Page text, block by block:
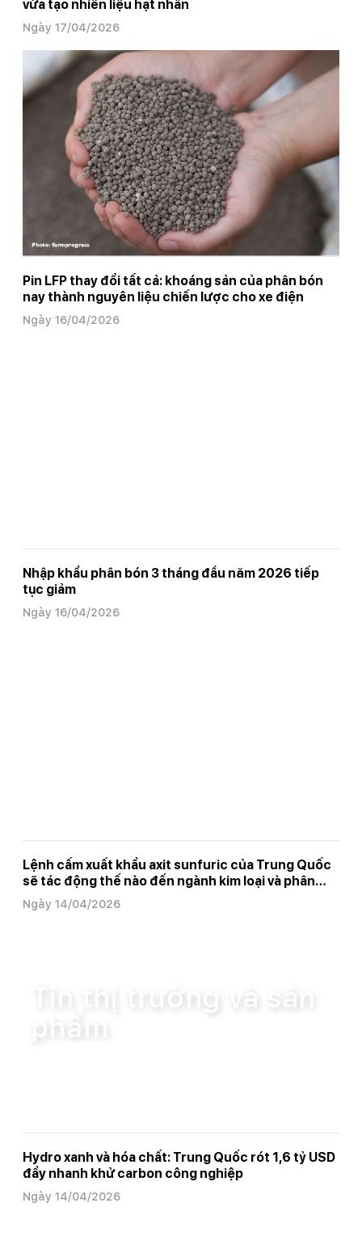
Tin thị trường và sản
phẩm
vừa tạo nhiên liệu hạt nhân
Ngày 17/04/2026
Pin LFP thay đổi tất cả: khoáng sản của phân bón
nay thành nguyên liệu chiến lược cho xe điện
Ngày 16/04/2026
Nhập khẩu phân bón 3 tháng đầu năm 2026 tiếp
tục giảm
Ngày 16/04/2026
Lệnh cấm xuất khẩu axit sunfuric của Trung Quốc
sẽ tác động thế nào đến ngành kim loại và phân
bón
Ngày 14/04/2026
Hydro xanh và hóa chất: Trung Quốc rót 1,6 tỷ USD
đẩy nhanh khử carbon công nghiệp
Ngày 14/04/2026